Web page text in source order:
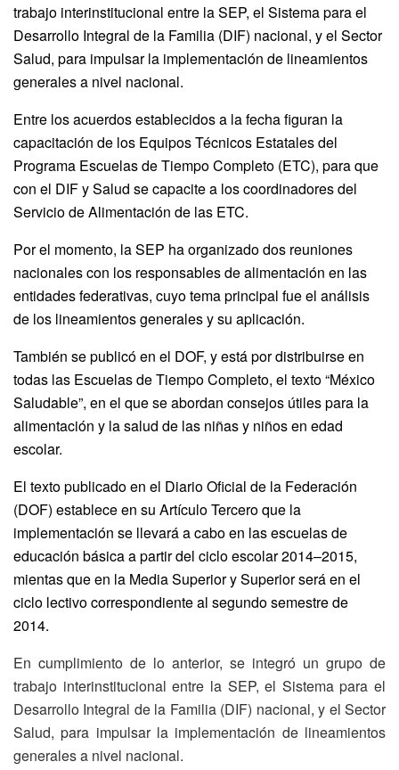
trabajo interinstitucional entre la SEP, el Sistema para el
Desarrollo Integral de la Familia (DIF) nacional, y el Sector
Salud, para impulsar la implementación de lineamientos
generales a nivel nacional.
Entre los acuerdos establecidos a la fecha figuran la
capacitación de los Equipos Técnicos Estatales del
Programa Escuelas de Tiempo Completo (ETC), para que
con el DIF y Salud se capacite a los coordinadores del
Servicio de Alimentación de las ETC.
Por el momento, la SEP ha organizado dos reuniones
nacionales con los responsables de alimentación en las
entidades federativas, cuyo tema principal fue el análisis
de los lineamientos generales y su aplicación.
También se publicó en el DOF, y está por distribuirse en
todas las Escuelas de Tiempo Completo, el texto “México
Saludable”, en el que se abordan consejos útiles para la
alimentación y la salud de las niñas y niños en edad
escolar.
El texto publicado en el Diario Oficial de la Federación
(DOF) establece en su Artículo Tercero que la
implementación se llevará a cabo en las escuelas de
educación básica a partir del ciclo escolar 2014–2015,
mientas que en la Media Superior y Superior será en el
ciclo lectivo correspondiente al segundo semestre de
2014.
En cumplimiento de lo anterior, se integró un grupo de
trabajo interinstitucional entre la SEP, el Sistema para el
Desarrollo Integral de la Familia (DIF) nacional, y el Sector
Salud, para impulsar la implementación de lineamientos
generales a nivel nacional.